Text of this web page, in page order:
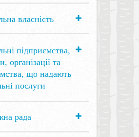
власність
підприємства,
організації та
що надають
послуги
рада